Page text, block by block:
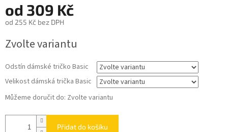
od 309 Kč
od 255 Kč bez DPH
cena:
Zvolte variantu
Odstín dámské tričko Basic
Velikost dámská trička Basic
Můžeme doručit do: Zvolte variantu
Přidat do košíku